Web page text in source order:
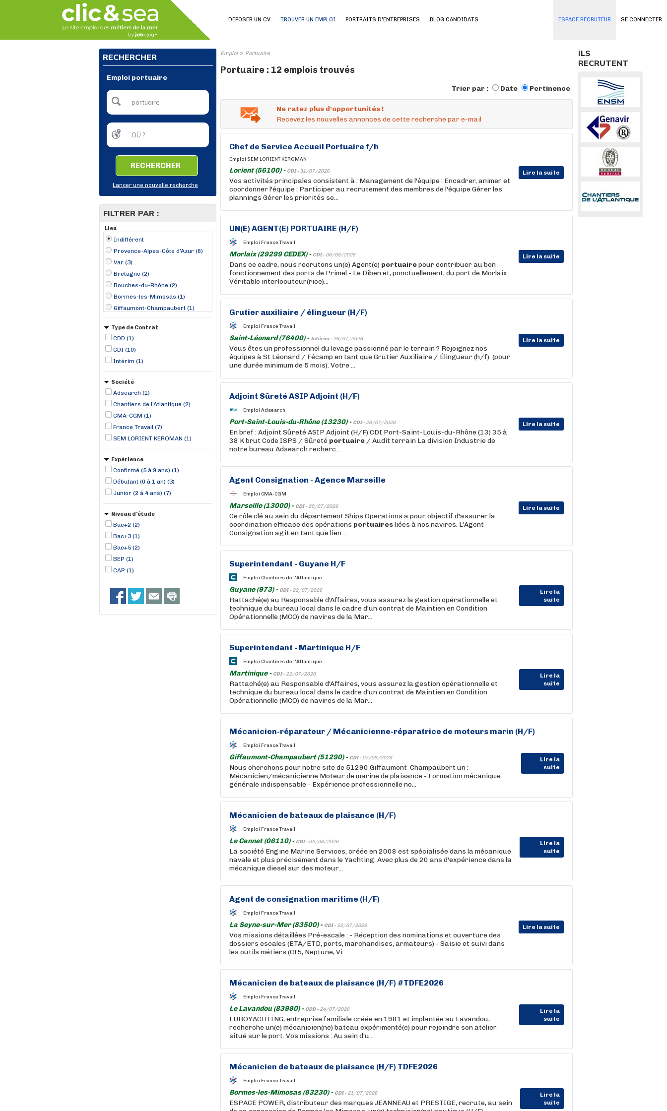
SE CONNECTER
DEPOSER UN CV TROUVER UN EMPLOI PORTRAITS D'ENTREPRISES BLOG CANDIDATS ESPACE RECRUTEUR
RECHERCHER
Emploi portuaire
RECHERCHER
Lancer une nouvelle recherche
FILTRER PAR :
Lieu
Indifférent
Provence-Alpes-Côte d'Azur (6)
Var (3)
Bretagne (2)
Bouches-du-Rhône (2)
Bormes-les-Mimosas (1)
Giffaumont-Champaubert (1)
La Seyne-sur-Mer (1)
Le Cannet (1)
Le Lavandou (1)
Lorient (1)
Marseille (1)
Type de Contrat
CDD (1)
CDI (10)
Intérim (1)
Société
Adsearch (1)
Chantiers de l'Atlantique (2)
CMA-CGM (1)
France Travail (7)
SEM LORIENT KEROMAN (1)
Expérience
Confirmé (5 à 9 ans) (1)
Débutant (0 à 1 an) (3)
Junior (2 à 4 ans) (7)
Niveau d'étude
Bac+2 (2)
Bac+3 (1)
Bac+5 (2)
BEP (1)
CAP (1)
Emploi> Portuaire
Portuaire : 12 emplois trouvés
Trier par : Date Pertinence
Ne ratez plus d'opportunités !
Recevez les nouvelles annonces de cette recherche par e-mail
Chef de Service Accueil Portuaire f/h
Emploi SEM LORIENT KEROMAN
Lorient (56100) - CDI - 31/07/2026 Lire la suite
Vos activités principales consistent à : Management de l'équipe : Encadrer, animer et
coordonner l'équipe : Participer au recrutement des membres de l'équipe Gérer les
plannings Gérer les priorités se...
UN(E) AGENT(E) PORTUAIRE (H/F)
Emploi France Travail
Morlaix (29299 CEDEX) - CDI - 08/08/2026 Lire la suite
Dans ce cadre, nous recrutons un(e) Agent(e) portuairepour contribuer au bon
fonctionnement des ports de Primel - Le Diben et, ponctuellement, du port de Morlaix.
Véritable interlocuteur(rice)...
Grutier auxiliaire / élingueur (H/F)
Emploi France Travail
Saint-Léonard (76400) -Intérim - 26/07/2026 Lire la suite
Vous êtes un professionnel du levage passionné par le terrain ? Rejoignez nos
équipes à St Léonard / Fécamp en tant que Grutier Auxiliaire / Élingueur (h/f). (pour
une durée minimum de 5 mois). Votre ...
Adjoint Sûreté ASIP Adjoint (H/F)
Emploi Adsearch
Port-Saint-Louis-du-Rhône (13230) - CDI - 26/07/2026 Lire la suite
En bref : Adjoint Sûreté ASIP Adjoint (H/F) CDI Port-Saint-Louis-du-Rhône (13) 35 à
38 K brut Code ISPS / Sûreté portuaire / Audit terrain La division Industrie de
notre bureau Adsearch recherc...
Agent Consignation - Agence Marseille
Emploi CMA-CGM
Marseille (13000) - CDI - 20/07/2026 Lire la suite
Ce rôle clé au sein du département Ships Operations a pour objectif d'assurer la
coordination efficace des opérations portuairesliées à nos navires. L'Agent
Consignation agit en tant que lien ...
Superintendant - Guyane H/F
Emploi Chantiers de l'Atlantique
Guyane (973) - CDI - 22/07/2026
Lire la
suite
Rattaché(e) au Responsable d'Affaires, vous assurez la gestion opérationnelle et
technique du bureau local dans le cadre d'un contrat de Maintien en Condition
Opérationnelle (MCO) de navires de la Mar...
Superintendant - Martinique H/F
Emploi Chantiers de l'Atlantique
Martinique - CDI - 22/07/2026
Lire la
suite
Rattaché(e) au Responsable d'Affaires, vous assurez la gestion opérationnelle et
technique du bureau local dans le cadre d'un contrat de Maintien en Condition
Opérationnelle (MCO) de navires de la Mar...
Mécanicien-réparateur / Mécanicienne-réparatrice de moteurs marin (H/F)
Emploi France Travail
Giffaumont-Champaubert (51290) - CDI - 07/08/2026
Lire la
suite
Nous cherchons pour notre site de 51290 Giffaumont-Champaubert un : -
Mécanicien/mécanicienne Moteur de marine de plaisance - Formation mécanique
générale indispensable - Expérience professionnelle no...
Mécanicien de bateaux de plaisance (H/F)
Emploi France Travail
Le Cannet (06110) - CDI - 04/08/2026
Lire la
suite
La société Engine Marine Services, créée en 2008 est spécialisée dans la mécanique
navale et plus précisément dans le Yachting. Avec plus de 20 ans d'expérience dans la
mécanique diesel sur des moteur...
Agent de consignation maritime (H/F)
Emploi France Travail
La Seyne-sur-Mer (83500) - CDI - 22/07/2026 Lire la suite
Vos missions détaillées Pré-escale : - Réception des nominations et ouverture des
dossiers escales (ETA/ETD, ports, marchandises, armateurs) - Saisie et suivi dans
les outils métiers (CI5, Neptune, Vi...
Mécanicien de bateaux de plaisance (H/F) #TDFE2026
Emploi France Travail
Le Lavandou (83980) - CDD - 24/07/2026
Lire la
suite
EUROYACHTING, entreprise familiale créée en 1981 et implantée au Lavandou,
recherche un(e) mécanicien(ne) bateau expérimenté(e) pour rejoindre son atelier
situé sur le port. Vos missions : Au sein d'u...
Mécanicien de bateaux de plaisance (H/F) TDFE2026
Emploi France Travail
Bormes-les-Mimosas (83230) - CDI - 21/07/2026
Lire la
suite
ESPACE POWER, distributeur des marques JEANNEAU et PRESTIGE, recrute, au sein
ILS
RECRUTENT